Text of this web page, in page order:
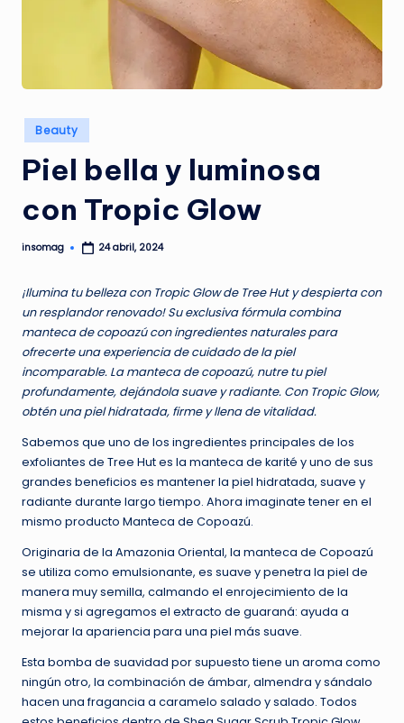
I
N
E
Publicado
en
Beauty
Piel bella y luminosa
con Tropic Glow
Publicado
insomag 24 abril, 2024
¡Ilumina tu belleza con Tropic Glow de Tree Hut y despierta con
un resplandor renovado! Su exclusiva fórmula combina
manteca de copoazú con ingredientes naturales para
ofrecerte una experiencia de cuidado de la piel
incomparable. La manteca de copoazú, nutre tu piel
profundamente, dejándola suave y radiante. Con Tropic Glow,
obtén una piel hidratada, firme y llena de vitalidad.
Sabemos que uno de los ingredientes principales de los
exfoliantes de Tree Hut es la manteca de karité y uno de sus
grandes beneficios es mantener la piel hidratada, suave y
radiante durante largo tiempo. Ahora imaginate tener en el
mismo producto Manteca de Copoazú.
Originaria de la Amazonia Oriental, la manteca de Copoazú
se utiliza como emulsionante, es suave y penetra la piel de
manera muy semilla, calmando el enrojecimiento de la
misma y si agregamos el extracto de guaraná: ayuda a
mejorar la apariencia para una piel más suave.
Esta bomba de suavidad por supuesto tiene un aroma como
ningún otro, la combinación de ámbar, almendra y sándalo
hacen una fragancia a caramelo salado y salado. Todos